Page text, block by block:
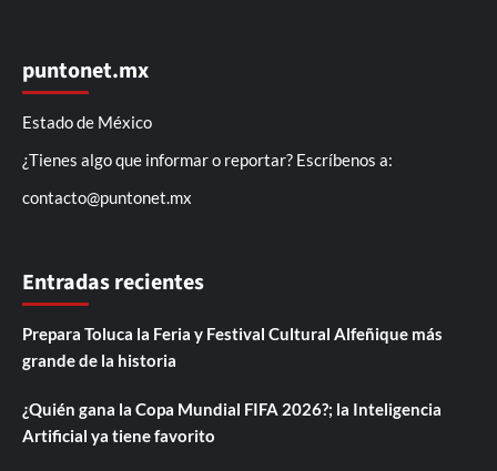
puntonet.mx
Estado de México
¿Tienes algo que informar o reportar? Escríbenos a:
contacto@puntonet.mx
Entradas recientes
Prepara Toluca la Feria y Festival Cultural Alfeñique más
grande de la historia
¿Quién gana la Copa Mundial FIFA 2026?; la Inteligencia
Artificial ya tiene favorito